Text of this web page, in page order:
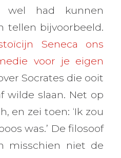
had kunnen
tellen bijvoorbeeld.
Seneca ons
voor je eigen
Socrates die ooit
wilde slaan. Net op
en zei toen: ‘Ik zou
was.’ De filosoof
misschien niet de